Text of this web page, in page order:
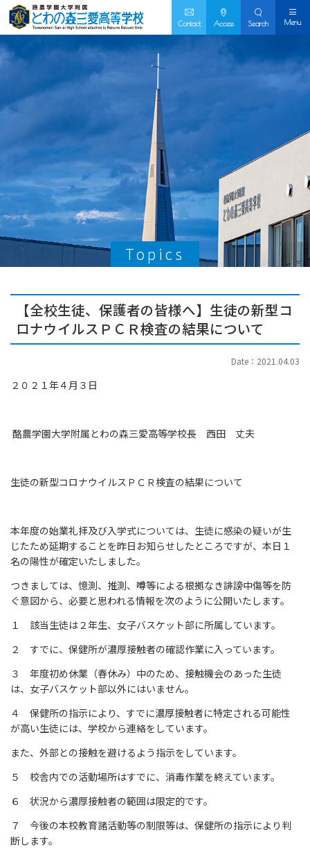
Contact Access Search Menu
Topics
【全校生徒、保護者の皆様へ】生徒の新型コ
ロナウイルスＰＣＲ検査の結果について
Date：2021.04.03
２０２１年４月３日
酪農学園大学附属とわの森三愛高等学校長 西田 丈夫
生徒の新型コロナウイルスＰＣＲ検査の結果について
本年度の始業礼拝及び入学式については、生徒に感染の疑いが生
じたため延期することを昨日お知らせしたところですが、本日１
名の陽性が確定いたしました。
つきましては、憶測、推測、噂等による根拠なき誹謗中傷等を防
ぐ意図から、必要と思われる情報を次のように公開いたします。
１ 該当生徒は２年生、女子バスケット部に所属しています。
２ すでに、保健所が濃厚接触者の確認作業に入っています。
３ 年度初め休業（春休み）中のため、接触機会のあった生徒
は、女子バスケット部以外にはいません。
４ 保健所の指示により、すでに濃厚接触者に特定される可能性
が高い生徒には、学校から連絡をしています。
また、外部との接触を避けるよう指示をしています。
５ 校舎内での活動場所はすでに、消毒作業を終えています。
６ 状況から濃厚接触者の範囲は限定的です。
７ 今後の本校教育諸活動等の制限等は、保健所の指示により判
断します。